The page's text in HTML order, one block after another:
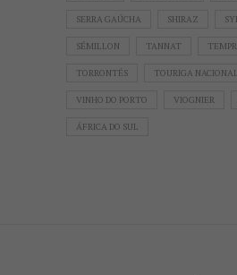
SERRA GAÚCHA SHIRAZ
SÉMILLON TANNAT
TORRONTÉS TOURIGA NACIONAL
VINHO DO PORTO VIOGNIER
ÁFRICA DO SUL